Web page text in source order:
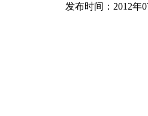
发布时间：2012年